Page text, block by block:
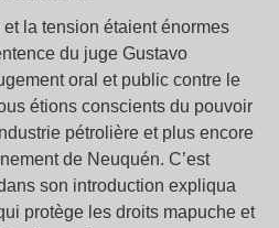
et la tension étaient énormes
du juge Gustavo
oral et public contre le
étions conscients du pouvoir
pétrolière et plus encore
de Neuquén. C’est
son introduction expliqua
protège les droits mapuche et